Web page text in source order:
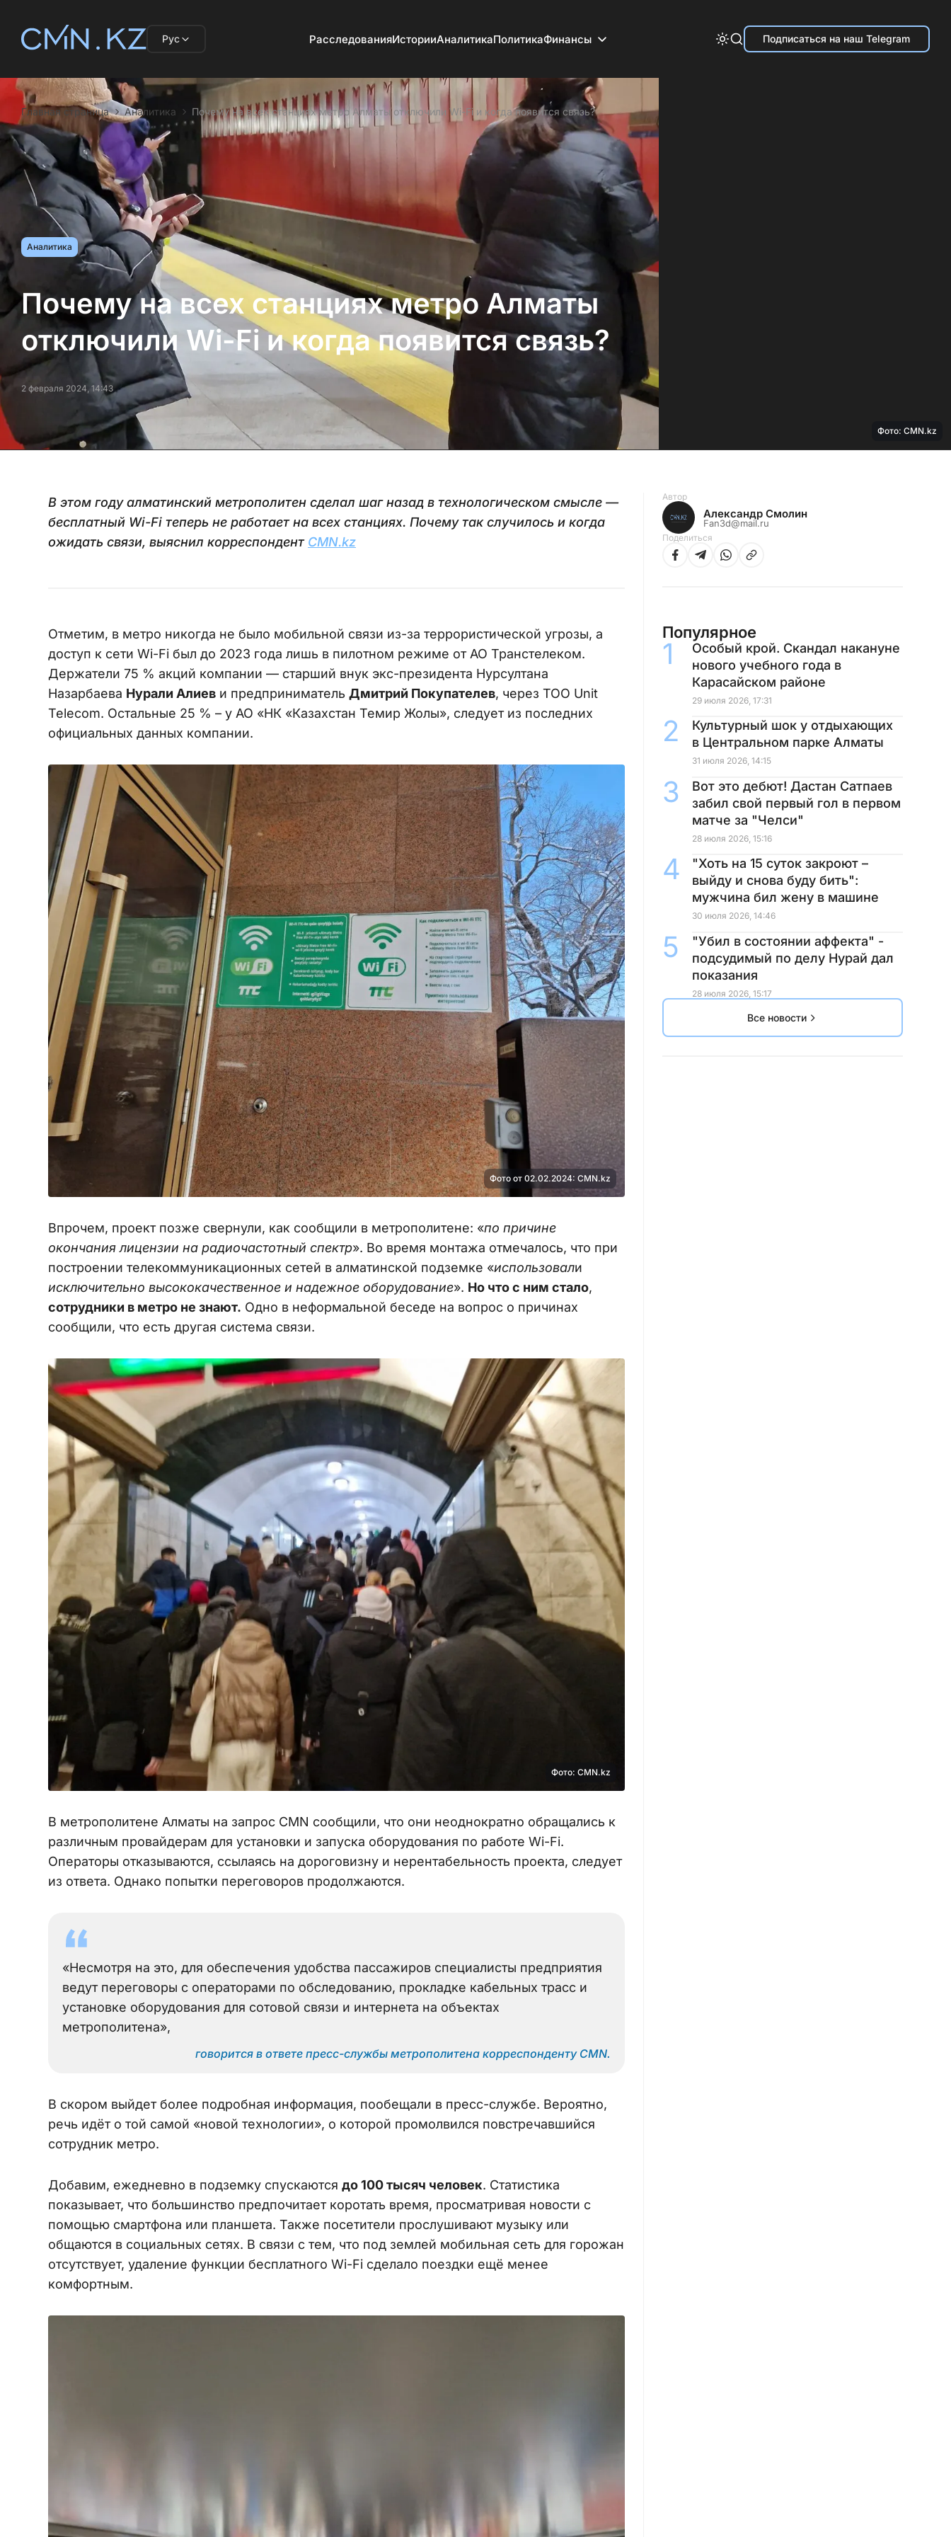
Рус РасследованияИсторииАналитикаПолитикаФинансы Подписаться на наш Telegram
Главная страница Аналитика Почему на всех станциях метро Алматы отключили Wi-Fi и когда появится связь?
Аналитика
Почему на всех станциях метро Алматы
отключили Wi-Fi и когда появится связь?
2 февраля 2024, 14:43
Фото: CMN.kz
В этом году алматинский метрополитен сделал шаг назад в технологическом смысле —
бесплатный Wi-Fi теперь не работает на всех станциях. Почему так случилось и когда
ожидать связи, выяснил корреспондент CMN.kz
Отметим, в метро никогда не было мобильной связи из-за террористической угрозы, а
доступ к сети Wi-Fi был до 2023 года лишь в пилотном режиме от АО Транстелеком.
Держатели 75 % акций компании — старший внук экс-президента Нурсултана
Назарбаева Нурали Алиев и предприниматель Дмитрий Покупателев, через ТОО Unit
Telecom. Остальные 25 % – у АО «НК «Казахстан Темир Жолы», следует из последних
официальных данных компании.
Фото от 02.02.2024: CMN.kz
Впрочем, проект позже свернули, как сообщили в метрополитене: «по причине
окончания лицензии на радиочастотный спектр». Во время монтажа отмечалось, что при
построении телекоммуникационных сетей в алматинской подземке «использовали
исключительно высококачественное и надежное оборудование». Но что с ним стало,
сотрудники в метро не знают. Одно в неформальной беседе на вопрос о причинах
сообщили, что есть другая система связи.
Фото: CMN.kz
В метрополитене Алматы на запрос CMN сообщили, что они неоднократно обращались к
различным провайдерам для установки и запуска оборудования по работе Wi-Fi.
Операторы отказываются, ссылаясь на дороговизну и нерентабельность проекта, следует
из ответа. Однако попытки переговоров продолжаются.
«Несмотря на это, для обеспечения удобства пассажиров специалисты предприятия
ведут переговоры с операторами по обследованию, прокладке кабельных трасс и
установке оборудования для сотовой связи и интернета на объектах
метрополитена»,
говорится в ответе пресс-службы метрополитена корреспонденту CMN.
В скором выйдет более подробная информация, пообещали в пресс-службе. Вероятно,
речь идёт о той самой «новой технологии», о которой промолвился повстречавшийся
сотрудник метро.
Добавим, ежедневно в подземку спускаются до 100 тысяч человек. Статистика
показывает, что большинство предпочитает коротать время, просматривая новости с
помощью смартфона или планшета. Также посетители прослушивают музыку или
общаются в социальных сетях. В связи с тем, что под землей мобильная сеть для горожан
отсутствует, удаление функции бесплатного Wi-Fi сделало поездки ещё менее
комфортным.
Автор
Александр Смолин
Fan3d@mail.ru
Поделиться
Популярное
Особый крой. Скандал накануне
нового учебного года в
Карасайском районе
29 июля 2026, 17:31
Культурный шок у отдыхающих
в Центральном парке Алматы
31 июля 2026, 14:15
Вот это дебют! Дастан Сатпаев
забил свой первый гол в первом
матче за "Челси"
28 июля 2026, 15:16
"Хоть на 15 суток закроют –
выйду и снова буду бить":
мужчина бил жену в машине
30 июля 2026, 14:46
"Убил в состоянии аффекта" -
подсудимый по делу Нурай дал
показания
28 июля 2026, 15:17
Все новости